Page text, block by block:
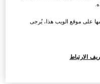
على موقع الويب هذا، يُرجى
الارتباط